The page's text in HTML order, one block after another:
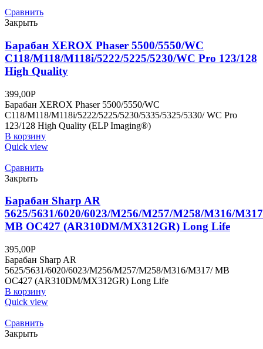
Сравнить
Закрыть
Барабан XEROX Phaser 5500/5550/WC
C118/M118/M118i/5222/5225/5230/WC Pro 123/128
High Quality
399,00Р
Барабан XEROX Phaser 5500/5550/WC
C118/M118/M118i/5222/5225/5230/5335/5325/5330/ WC Pro
123/128 High Quality (ELP Imaging®)
В корзину
Quick view
Сравнить
Закрыть
Барабан Sharp AR
5625/5631/6020/6023/M256/M257/M258/M316/
MB OC427 (AR310DM/MX312GR) Long Life
395,00Р
Барабан Sharp AR
5625/5631/6020/6023/M256/M257/M258/M316/M317/ MB
OC427 (AR310DM/MX312GR) Long Life
В корзину
Quick view
Сравнить
Закрыть